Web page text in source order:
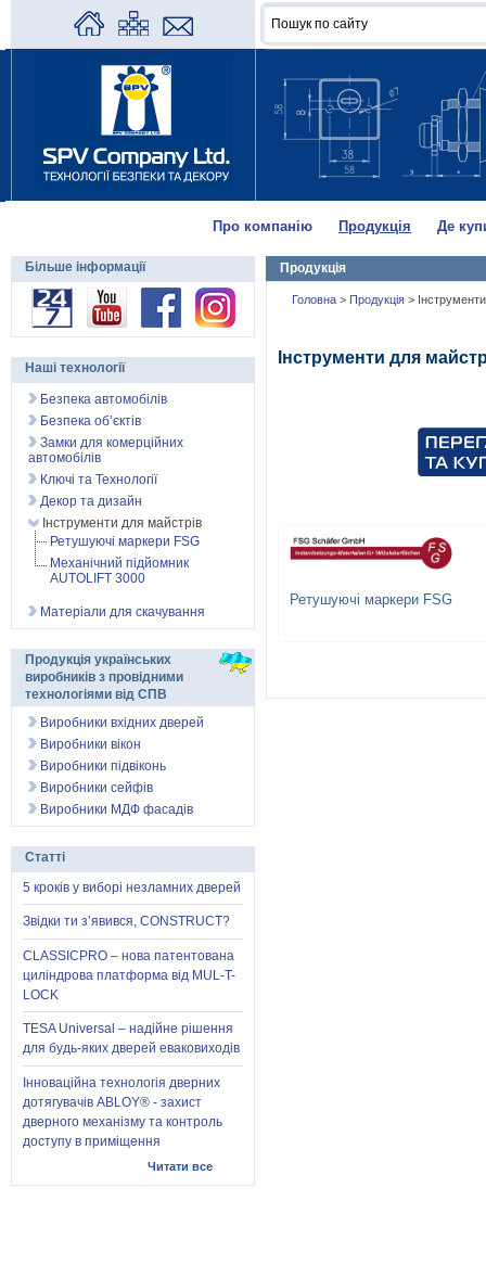
Про компанію Продукція Де
Продукція
Головна > Продукція >
Інструменти для
Ретушуючі маркери FSG
Більше інформації
Наші технології
Безпека автомобілів
Безпека об’єктів
Замки для комерційних
автомобілів
Ключі та Технології
Декор та дизайн
Інструменти для майстрів
Ретушуючі маркери FSG
Механічний підйомник
AUTOLIFT 3000
Матеріали для скачування
Продукція українських
виробників з провідними
технологіями від СПВ
Виробники вхідних дверей
Виробники вікон
Виробники підвіконь
Виробники сейфів
Виробники МДФ фасадів
Статті
5 кроків у виборі незламних дверей
Звідки ти з’явився, CONSTRUCT?
CLASSICPRO – нова патентована
циліндрова платформа від MUL-T-
LOCK
TESA Universal – надійне рішення
для будь-яких дверей еваковиходів
Інноваційна технологія дверних
дотягувачів ABLOY® - захист
дверного механізму та контроль
доступу в приміщення
Читати все